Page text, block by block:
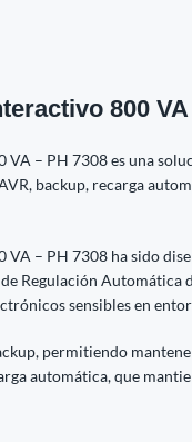
800 VA
VA – PH 7308 es una
backup, recarga
VA – PH 7308 ha sido
Regulación
sensibles en
permitiendo
automática, que